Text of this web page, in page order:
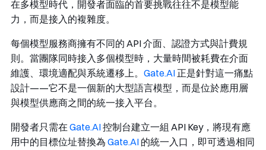
在多模型時代，開發者面臨的首要挑戰往往不是模型能
力，而是接入的複雜度。
每個模型服務商擁有不同的 API 介面、認證方式與計費規
則。當團隊同時接入多個模型時，大量時間被耗費在介面
維護、環境適配與系統遷移上。 Gate.AI 正是針對這一痛點
設計——它不是一個新的大型語言模型，而是位於應用層
與模型供應商之間的統一接入平台。
開發者只需在 Gate.AI控制台建立一組 API Key，將現有應
用中的目標位址替換為 Gate.AI 的統一入口，即可透過相同